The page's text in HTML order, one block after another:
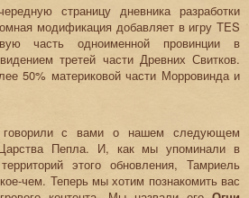
страницу дневника разработки
модификация добавляет в игру TES
часть одноименной провинции в
третей части Древних Свитков.
50% материковой части Морровинда и
с вами о нашем следующем
Пепла. И, как мы упоминали в
этого обновления, Тамриель
чем. Теперь мы хотим познакомить вас